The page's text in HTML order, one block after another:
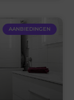
AANBIEDINGEN